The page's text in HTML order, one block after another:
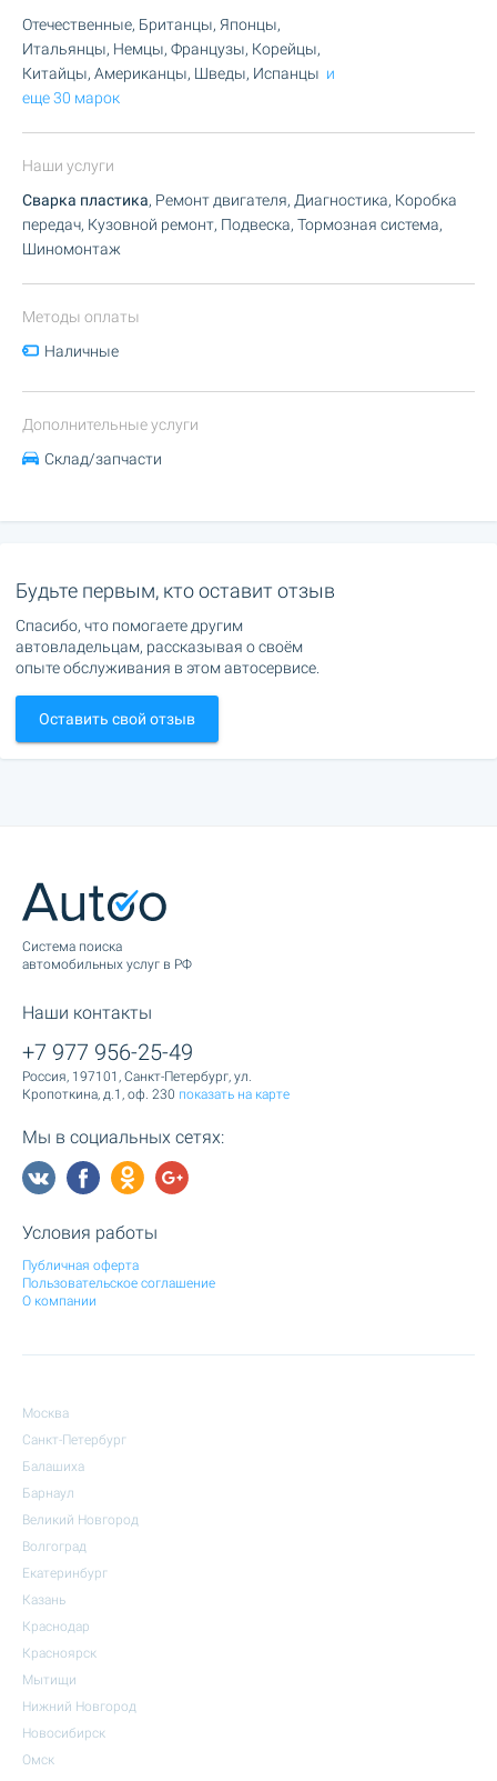
Отечественные, Британцы, Японцы,
Итальянцы, Немцы, Французы, Корейцы,
Китайцы, Американцы, Шведы, Испанцы и
еще 30 марок
Наши услуги
Сварка пластика, Ремонт двигателя, Диагностика, Коробка
передач, Кузовной ремонт, Подвеска, Тормозная система,
Шиномонтаж
Методы оплаты
Наличные
Дополнительные услуги
Склад/запчасти
Будьте первым, кто оставит отзыв
Спасибо, что помогаете другим
автовладельцам, рассказывая о своём
опыте обслуживания в этом автосервисе.
Оставить свой отзыв
Cистема поиска
автомобильных услуг в РФ
Наши контакты
+7 977 956-25-49
Россия, 197101, Санкт-Петербург, ул.
Кропоткина, д.1, оф. 230 показать на карте
Мы в социальных сетях:
Условия работы
Публичная оферта
Пользовательское соглашение
О компании
Москва
Санкт-Петербург
Балашиха
Барнаул
Великий Новгород
Волгоград
Екатеринбург
Казань
Краснодар
Красноярск
Мытищи
Нижний Новгород
Новосибирск
Омск